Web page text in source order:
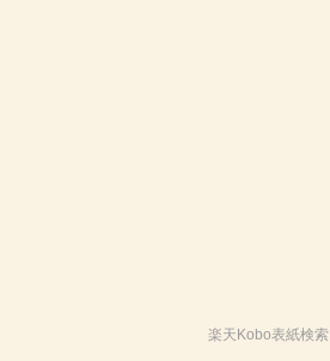
楽天Kobo表紙検索